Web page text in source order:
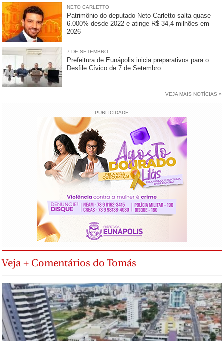
NETO CARLETTO
Patrimônio do deputado Neto Carletto salta quase
6.000% desde 2022 e atinge R$ 34,4 milhões em
2026
7 DE SETEMBRO
Prefeitura de Eunápolis inicia preparativos para o
Desfile Cívico de 7 de Setembro
VEJA MAIS NOTÍCIAS »
PUBLICIDADE
Veja + Comentários do Tomás